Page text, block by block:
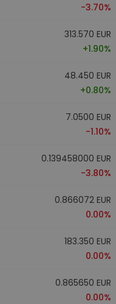
-3.70%
313.570 EUR
+1.90%
48.450 EUR
+0.80%
7.0500 EUR
-1.10%
0.139458000 EUR
-3.80%
0.866072 EUR
0.00%
183.350 EUR
0.00%
0.865650 EUR
0.00%